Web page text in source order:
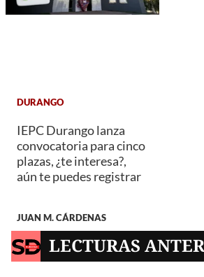
DURANGO
IEPC Durango lanza
convocatoria para cinco
plazas, ¿te interesa?,
aún te puedes registrar
JUAN M. CÁRDENAS
LECTURAS